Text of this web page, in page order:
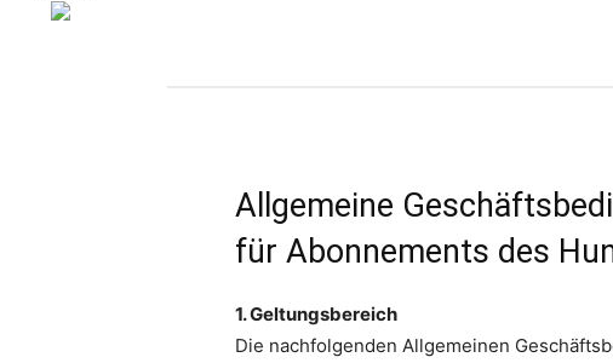
Allgemeine
für Abonnements des
1. Geltungsbereich
Die nachfolgenden Allgemeinen